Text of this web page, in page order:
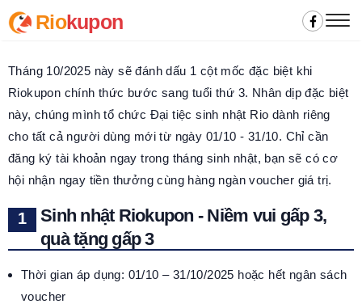
Riokupon
Tháng 10/2025 này sẽ đánh dấu 1 cột mốc đặc biệt khi
Riokupon chính thức bước sang tuổi thứ 3. Nhân dịp đặc biệt
này, chúng mình tổ chức Đại tiệc sinh nhật Rio dành riêng
cho tất cả người dùng mới từ ngày 01/10 - 31/10. Chỉ cần
đăng ký tài khoản ngay trong tháng sinh nhật, bạn sẽ có cơ
hội nhận ngay tiền thưởng cùng hàng ngàn voucher giá trị.
Sinh nhật Riokupon - Niềm vui gấp 3,
quà tặng gấp 3
Thời gian áp dụng: 01/10 – 31/10/2025 hoặc hết ngân sách
voucher